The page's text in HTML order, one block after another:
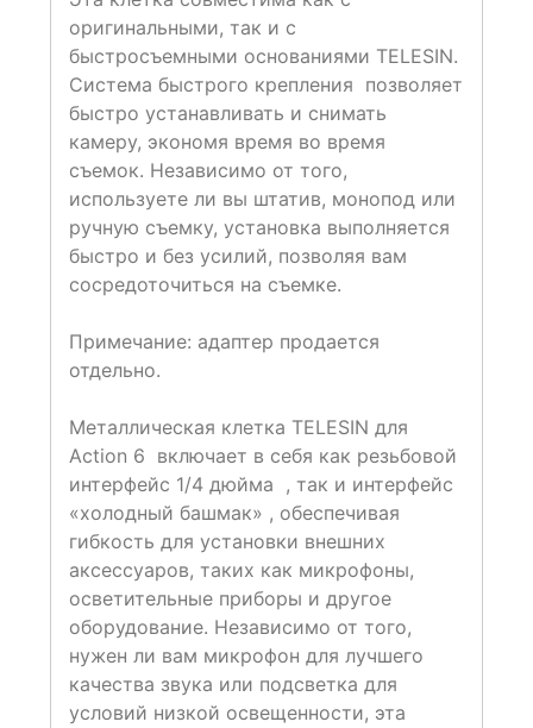
оригинальными, так и с
быстросъемными основаниями TELESIN.
Система быстрого крепления позволяет
быстро устанавливать и снимать
камеру, экономя время во время
съемок. Независимо от того,
используете ли вы штатив, монопод или
ручную съемку, установка выполняется
быстро и без усилий, позволяя вам
сосредоточиться на съемке.
Примечание: адаптер продается
отдельно.
Металлическая клетка TELESIN для
Action 6 включает в себя как резьбовой
интерфейс 1/4 дюйма , так и интерфейс
«холодный башмак» , обеспечивая
гибкость для установки внешних
аксессуаров, таких как микрофоны,
осветительные приборы и другое
оборудование. Независимо от того,
нужен ли вам микрофон для лучшего
качества звука или подсветка для
условий низкой освещенности, эта